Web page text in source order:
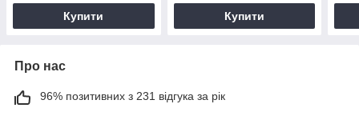
Купити Купити
Про нас
96% позитивних з 231 відгука за рік